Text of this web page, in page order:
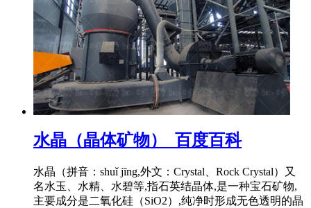
水晶（晶体矿物）_百度百科
水晶（拼音：shuǐ jīng,外文：Crystal、Rock Crystal）又
名水玉、水精、水碧等,指石英结晶体,是一种宝石矿物,
主要成分是二氧化硅（SiO2）,纯净时形成无色透明的晶